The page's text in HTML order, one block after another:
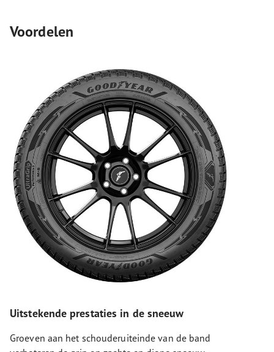
Voordelen
Uitstekende prestaties in de sneeuw
Groeven aan het schouderuiteinde van de band